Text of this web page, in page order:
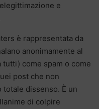
e
è rappresentata da
anonimamente al
come spam o come
post che non
dissenso. È un
di colpire